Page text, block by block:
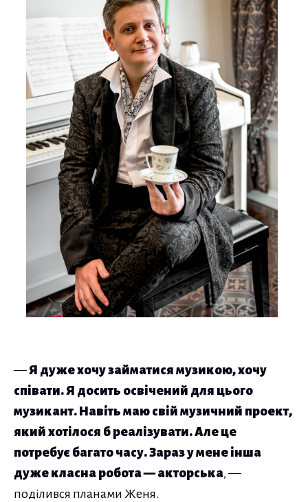
—Я дуже хочу займатися музикою, хочу
співати. Я досить освічений для цього
музикант. Навіть маю свій музичний проект,
який хотілося б реалізувати. Але це
потребує багато часу. Зараз у мене інша
дуже класна робота — акторська, —
поділився планами Женя.